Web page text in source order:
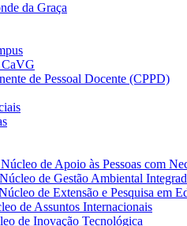
da Graça
CaVG
de Pessoal Docente (CPPD)
de Apoio às Pessoas com
de Gestão Ambiental
de Extensão e Pesquisa em
de Assuntos Internacionais
de Inovação Tecnológica